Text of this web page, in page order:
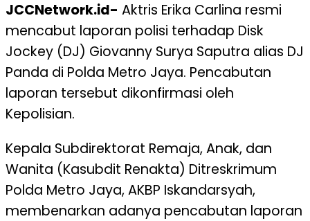
JCCNetwork.id- Aktris Erika Carlina resmi
mencabut laporan polisi terhadap Disk
Jockey (DJ) Giovanny Surya Saputra alias DJ
Panda di Polda Metro Jaya. Pencabutan
laporan tersebut dikonfirmasi oleh
Kepolisian.
Kepala Subdirektorat Remaja, Anak, dan
Wanita (Kasubdit Renakta) Ditreskrimum
Polda Metro Jaya, AKBP Iskandarsyah,
membenarkan adanya pencabutan laporan